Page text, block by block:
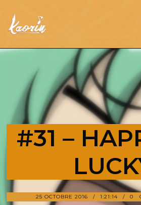
#31 –
25 OCTOBRE 2016 1:21:14 0